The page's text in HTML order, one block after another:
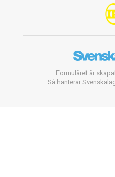
Formuläret är
Så hanterar